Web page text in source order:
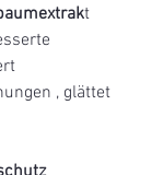
t
, glättet